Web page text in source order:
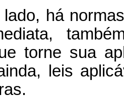
há
torne sua
leis